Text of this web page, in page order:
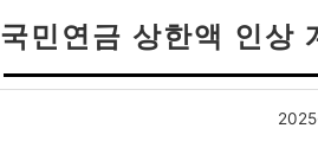
국민연금 상한액 인상